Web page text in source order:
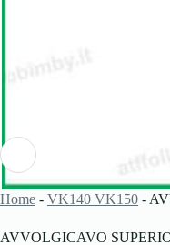
Home - VK140 VK150 -
AVVOLGICAVO